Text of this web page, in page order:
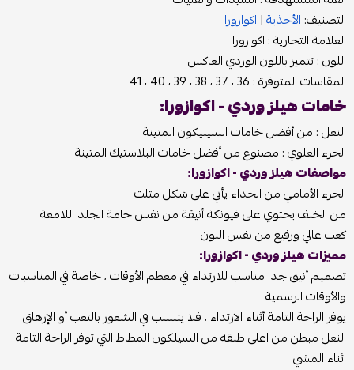
التصنيف:الأحذية|اكوازورا
العلامة التجارية : اكوازورا
اللون : تتميز باللون الوردي العاكس
المقاسات المتوفرة : 36 ، 37 ، 38 ، 39 ، 40 ، 41
خامات هيلز وردي - اكوازورا:
النعل : من أفضل خامات السيليكون المتينة
الجزء العلوي : مصنوع من أفضل خامات البلاستيك المتينة
مواصفات هيلز وردي - اكوازورا:
الجزء الأمامي من الحذاء يأتي على شكل مثلث
من الخلف يحتوي على فيونكة أنيقة من نفس خامة الجلد اللامعة
كعب عالي ورفيع من نفس اللون
مميزات هيلز وردي - اكوازورا:
تصميم أنيق جدا مناسب للارتداء في معظم الأوقات ، خاصة في المناسبات
والأوقات الرسمية
يوفر الراحة التامة أثناء الارتداء ، فلا يتسبب في الشعور بالتعب أو الإرهاق
النعل مبطن من اعلى طبقه من السيلكون المطاط التي توفر الراحة التامة
اثناء المشي